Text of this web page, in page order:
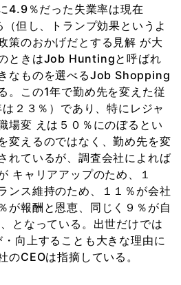
4.9％だった失業率は現在
但し、トランプ効果というよ
策のおかげだとする見解 が大
ときはJob Huntingと呼ばれ
なものを選べるJob Shopping
。この1年で勤め先を変えた従
２３％）であり、特にレジャ
場変 えは５０％にのぼるとい
変えるのではなく、勤め先を変
れているが、調査会社によれば
キャリアアップのため、１
ンス維持のため、１１％が会社
が報酬と恩恵、同じく９％が自
となっている。出世だけでは
向上することも大きな理由に
のCEOは指摘している。